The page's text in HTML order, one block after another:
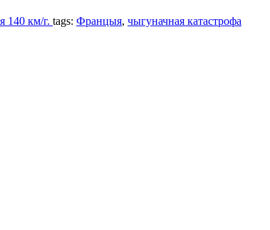
140 км/г. tags: Францыя, чыгуначная катастрофa